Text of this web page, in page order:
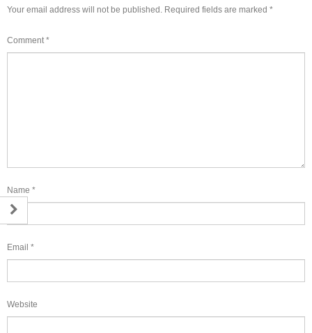
Your email address will not be published. Required fields are marked *
Comment *
Name *
Email *
Website